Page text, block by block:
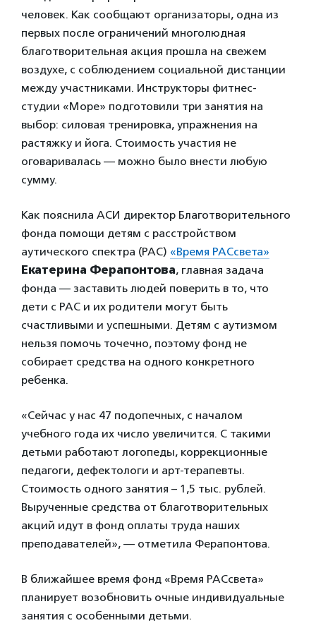
человек. Как сообщают организаторы, одна из
первых после ограничений многолюдная
благотворительная акция прошла на свежем
воздухе, с соблюдением социальной дистанции
между участниками. Инструкторы фитнес-
студии «Море» подготовили три занятия на
выбор: силовая тренировка, упражнения на
растяжку и йога. Стоимость участия не
оговаривалась — можно было внести любую
сумму.
Как пояснила АСИ директор Благотворительного
фонда помощи детям с расстройством
аутического спектра (РАС) «Время РАСсвета»
Екатерина Ферапонтова, главная задача
фонда — заставить людей поверить в то, что
дети с РАС и их родители могут быть
счастливыми и успешными. Детям с аутизмом
нельзя помочь точечно, поэтому фонд не
собирает средства на одного конкретного
ребенка.
«Сейчас у нас 47 подопечных, с началом
учебного года их число увеличится. С такими
детьми работают логопеды, коррекционные
педагоги, дефектологи и арт-терапевты.
Стоимость одного занятия – 1,5 тыс. рублей.
Вырученные средства от благотворительных
акций идут в фонд оплаты труда наших
преподавателей», — отметила Ферапонтова.
В ближайшее время фонд «Время РАСсвета»
планирует возобновить очные индивидуальные
занятия с особенными детьми.